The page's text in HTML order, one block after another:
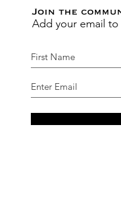
Join the
Add your email